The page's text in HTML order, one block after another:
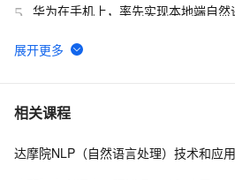
5 华为在手机上，率先实现本地端自
6
AI公开课：19.04.04李航—字节跳动
7 【深度学习】探讨最新的深度学习算
8 大数据中自然语言处理 (NLP)
相关课程
达摩院NLP（自然语言处理）技术和应用